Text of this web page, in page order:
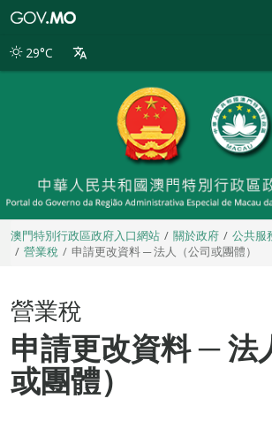
別
29°C
澳門特別行政區政府入口網站 關於政府 公共服
營業稅
申請更改資料 ─ 法人（公司或團體）
營業稅
申請更改資料 ─ 法
或團體）